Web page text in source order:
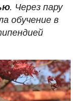
. Через пару
обучение в